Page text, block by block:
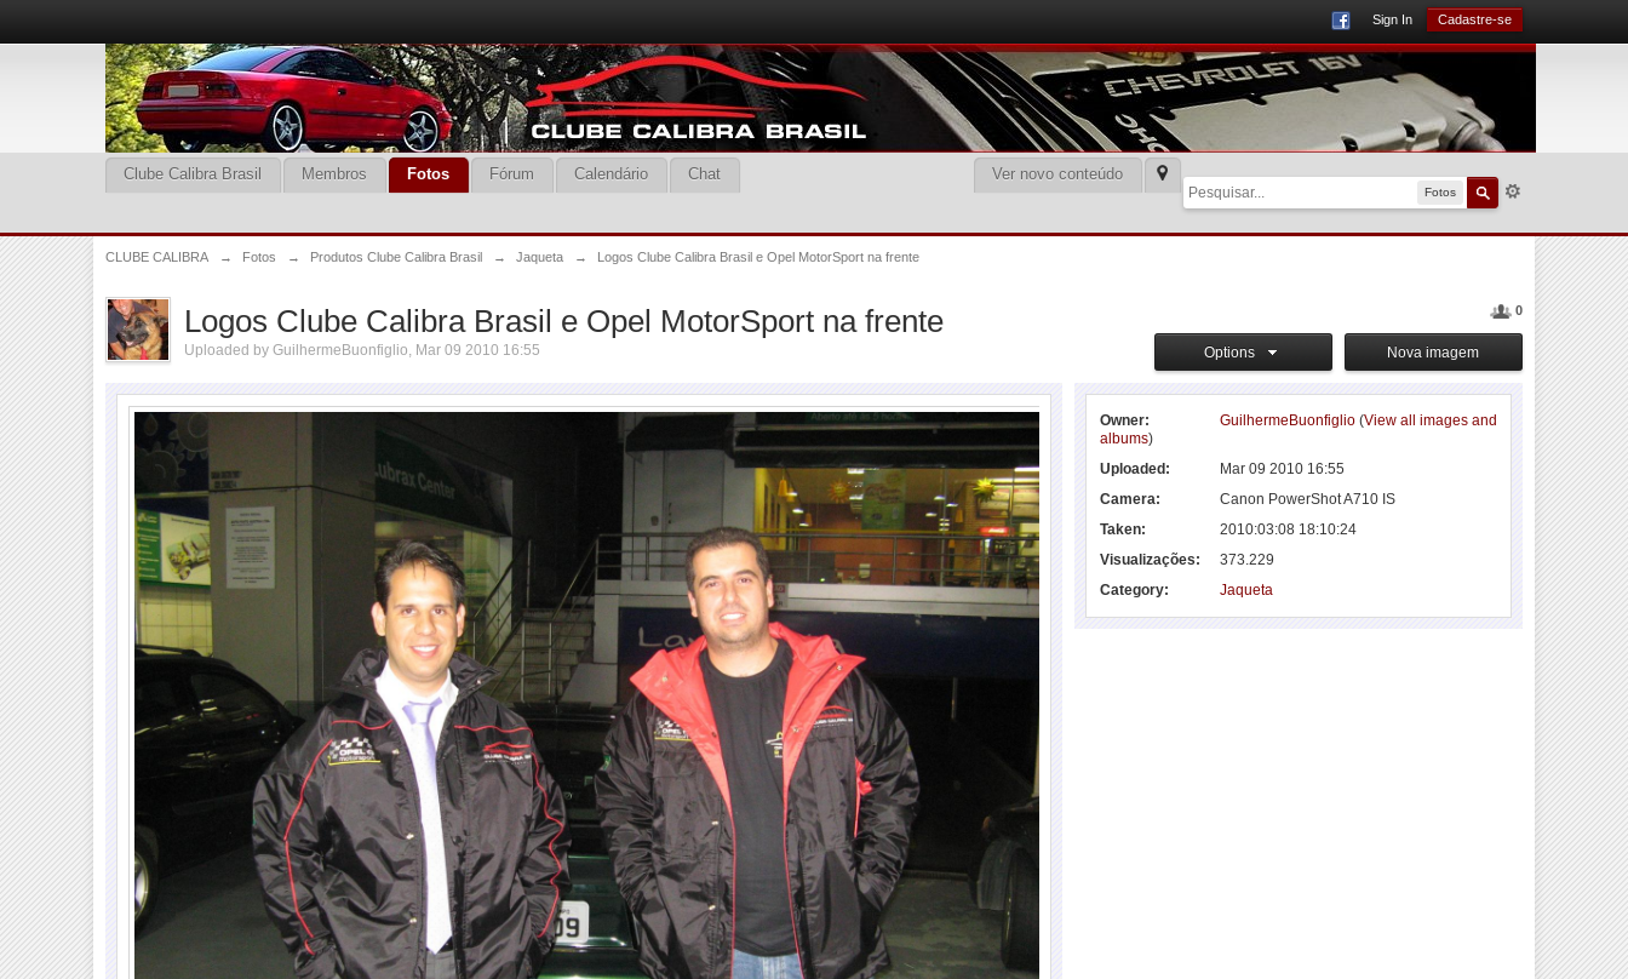
Sign In Cadastre-se
Fotos
Ver novo conteúdo
Clube Calibra Brasil Membros Fotos Fórum Calendário Chat
CLUBE CALIBRA → Fotos → Produtos Clube Calibra Brasil → Jaqueta → Logos Clube Calibra Brasil e Opel MotorSport na frente
0
Nova imagem
Options
Logos Clube Calibra Brasil e Opel MotorSport na frente
Uploaded byGuilhermeBuonfiglio, Mar 09 2010 16:55
Owner: GuilhermeBuonfiglio(View all images and
albums)
Uploaded:
Mar 09 2010 16:55
Camera:
Canon PowerShot A710 IS
Taken:
2010:03:08 18:10:24
Visualizações:
373.229
Category:
Jaqueta